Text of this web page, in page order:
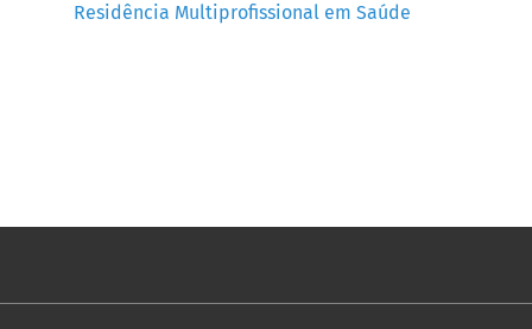
Residência Multiprofissional em Saúde